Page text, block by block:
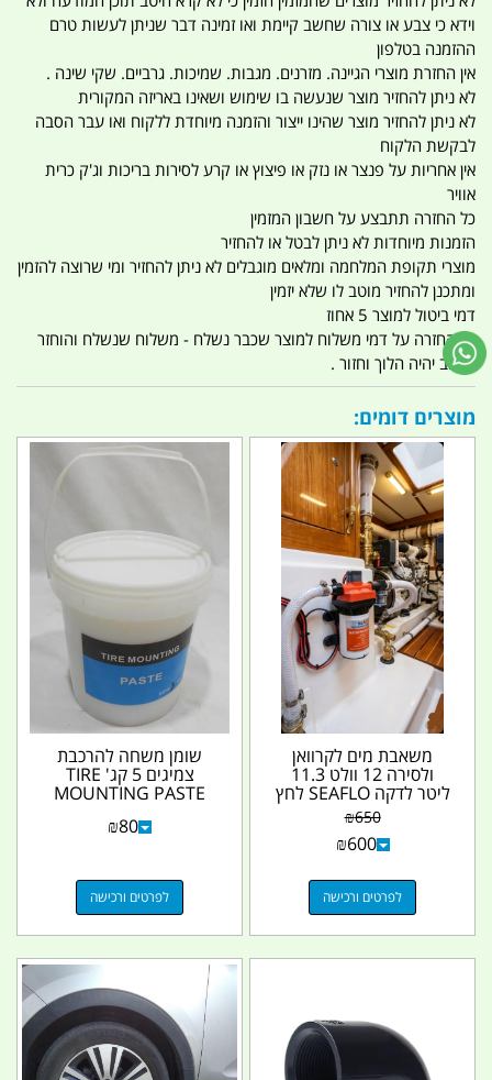
וידא כי צבע או צורה שחשב קיימת ואו זמינה דבר שניתן לעשות טרם
ההזמנה בטלפון
אין החזרת מוצרי הגיינה. מזרנים. מגבות. שמיכות. גרביים. שקי שינה .
לא ניתן להחזיר מוצר שנעשה בו שימוש ושאינו באריזה המקורית
לא ניתן להחזיר מוצר שהינו ייצור והזמנה מיוחדת ללקוח ואו עבר הסבה
לבקשת הלקוח
אין אחריות על פנצר או נזק או פיצוץ או קרע לסירות בריכות וג'ק כרית
אוויר
כל החזרה תתבצע על חשבון המזמין
הזמנות מיוחדות לא ניתן לבטל או להחזיר
מוצרי תקופת המלחמה ומלאים מוגבלים לא ניתן להחזיר ומי שרוצה להזמין
ומתכנן להחזיר מוטב לו שלא יזמין
דמי ביטול למוצר 5 אחוז
אין החזרה על דמי משלוח למוצר שכבר נשלח - משלוח שנשלח והוחזר
החיוב יהיה הלוך וחזור .
מוצרים דומים:
משאבת מים לקרוואן
ולסירה 12 וולט 11.3
ליטר לדקה SEAFLO לחץ
₪650
₪600
לפרטים ורכישה
שומן משחה להרכבת
צמיגים 5 קג' TIRE
MOUNTING PASTE
₪80
לפרטים ורכישה